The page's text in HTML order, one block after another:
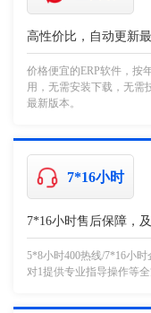
高性价比，自动更新
价格便宜的ERP软件，按
用，无需安装下载，无需
最新版本。
7*16小时
7*16小时售后保障，
5*8小时400热线/7*16小
对1提供专业指导操作等